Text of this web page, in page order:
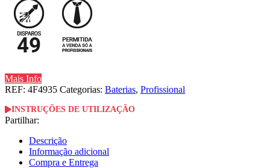
Mais Info
REF: 4F4935 Categorias: Baterias, Profissional
INSTRUÇÕES DE UTILIZAÇÃO
Partilhar:
Descrição
Informação adicional
Compra e Entrega